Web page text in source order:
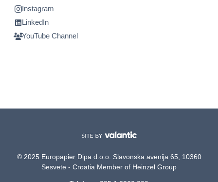
Instagram
LinkedIn
YouTube Channel
© 2025 Europapier Dipa d.o.o. Slavonska avenija 65, 10360
Sesvete - Croatia Member of Heinzel Group